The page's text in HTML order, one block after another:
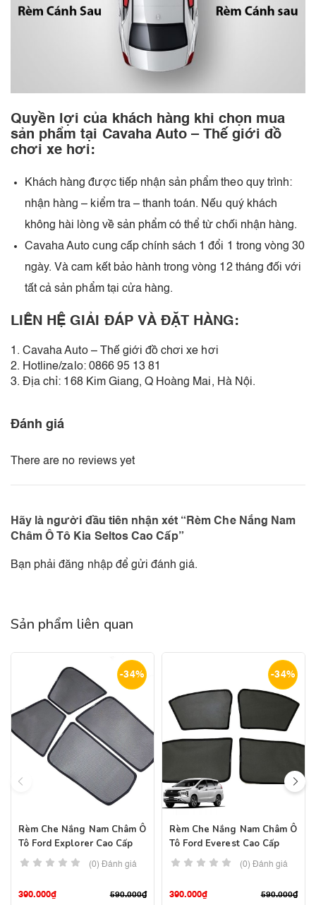
Quyền lợi của khách hàng khi chọn mua
sản phẩm tại Cavaha Auto – Thế giới đồ
chơi xe hơi:
Khách hàng được tiếp nhận sản phẩm theo quy trình:
nhận hàng – kiểm tra – thanh toán. Nếu quý khách
không hài lòng về sản phẩm có thể từ chối nhận hàng.
Cavaha Auto cung cấp chính sách 1 đổi 1 trong vòng 30
ngày. Và cam kết bảo hành trong vòng 12 tháng đối với
tất cả sản phẩm tại cửa hàng.
LIÊN HỆ GIẢI ĐÁP VÀ ĐẶT HÀNG:
1. Cavaha Auto – Thế giới đồ chơi xe hơi
2. Hotline/zalo: 0866 95 13 81
3. Địa chỉ: 168 Kim Giang, Q Hoàng Mai, Hà Nội.
Đánh giá
There are no reviews yet
Hãy là người đầu tiên nhận xét “Rèm Che Nắng Nam
Châm Ô Tô Kia Seltos Cao Cấp”
Bạn phảiđăng nhậpđể gửi đánh giá.
Sản phẩm liên quan
-34%
Rèm Che Nắng Nam Châm Ô
Tô Ford Explorer Cao Cấp
(0) Đánh giá
590.000₫
390.000₫
-34%
Rèm Che Nắng Nam Châm Ô
Tô Ford Everest Cao Cấp
(0) Đánh giá
590.000₫
390.000₫